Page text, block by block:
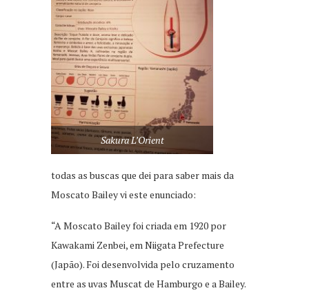
Sakura L’Orient
todas as buscas que dei para saber mais da
Moscato Bailey vi este enunciado:
“A Moscato Bailey foi criada em 1920 por
Kawakami Zenbei, em Niigata Prefecture
(Japão). Foi desenvolvida pelo cruzamento
entre as uvas Muscat de Hamburgo e a Bailey.